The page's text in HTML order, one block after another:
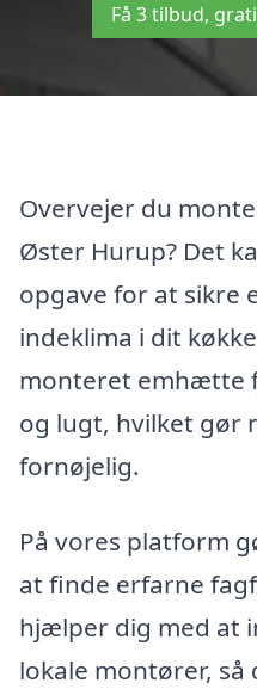
Få 3 tilbud,
Overvejer du
Øster Hurup? Det
opgave for at sikre
indeklima i dit
monteret emhætte
og lugt, hvilket gør
fornøjelig.
På vores platform
at finde erfarne
hjælper dig med at
lokale montører, så